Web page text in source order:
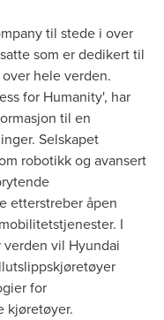
til stede i over
som er dedikert til
hele verden.
for Humanity', har
til en
Selskapet
robotikk og avansert
etterstreber åpen
I
vil Hyundai
for
kjøretøyer.